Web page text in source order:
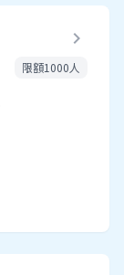
chevron_right
限額1000人